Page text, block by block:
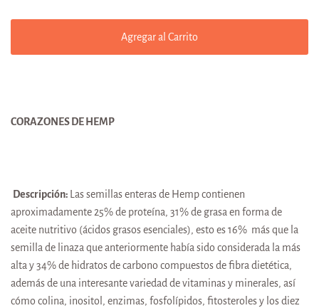
Agregar al Carrito
CORAZONES DE HEMP
Descripción: Las semillas enteras de Hemp contienen
aproximadamente 25% de proteína, 31% de grasa en forma de
aceite nutritivo (ácidos grasos esenciales), esto es 16% más que la
semilla de linaza que anteriormente había sido considerada la más
alta y 34% de hidratos de carbono compuestos de fibra dietética,
además de una interesante variedad de vitaminas y minerales, así
cómo colina, inositol, enzimas, fosfolípidos, fitosteroles y los diez